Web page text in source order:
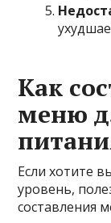
Как
меню
Если хотите
уровень,
составления